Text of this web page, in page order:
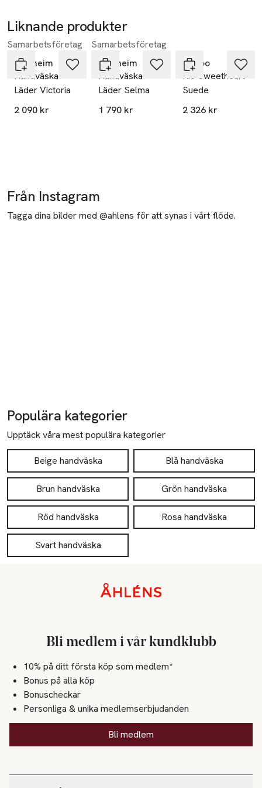
Liknande produkter
Hoppa över bildspelet
Samarbetsföretag
Carlheim
Handväska
Läder Victoria
2 090 kr
Samarbetsföretag
Carlheim
Handväska
Läder Selma
1 790 kr
Nunoo
Rio Sweetheart
Suede
2 326 kr
Från Instagram
Tagga dina bilder med @ahlens för att synas i vårt flöde.
Populära kategorier
Upptäck våra mest populära kategorier
Beige handväska Blå handväska
Brun handväska Grön handväska
Röd handväska Rosa handväska
Svart handväska
Bli medlem i vår kundklubb
10% på ditt första köp som medlem*
Bonus på alla köp
Bonuscheckar
Personliga & unika medlemserbjudanden
Bli medlem